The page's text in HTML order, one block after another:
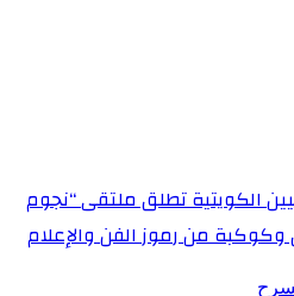
الكويتية تطلق ملتقى “نجوم
من رموز الفن والإعلام